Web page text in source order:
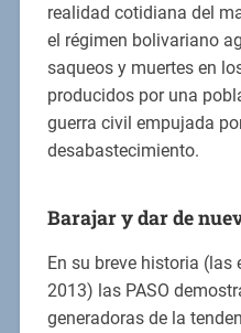
realidad cotidiana del
el régimen bolivariano
saqueos y muertes en
producidos por una
guerra civil empujada
desabastecimiento.
Barajar y dar de
En su breve historia (las
2013) las PASO
generadoras de la